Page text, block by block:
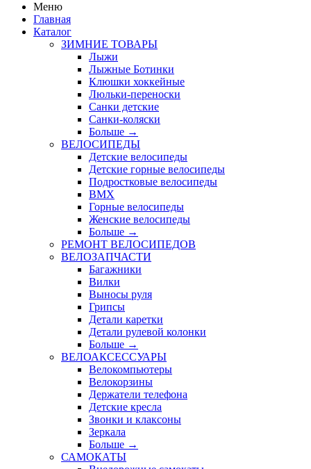
Меню
Главная
Каталог
ЗИМНИЕ ТОВАРЫ
Лыжи
Лыжные Ботинки
Клюшки хоккейные
Люльки-переноски
Санки детские
Санки-коляски
Больше →
ВЕЛОСИПЕДЫ
Детские велосипеды
Детские горные велосипеды
Подростковые велосипеды
BMX
Горные велосипеды
Женские велосипеды
Больше →
РЕМОНТ ВЕЛОСИПЕДОВ
ВЕЛОЗАПЧАСТИ
Багажники
Вилки
Выносы руля
Грипсы
Детали каретки
Детали рулевой колонки
Больше →
ВЕЛОАКСЕССУАРЫ
Велокомпьютеры
Велокорзины
Держатели телефона
Детские кресла
Звонки и клаксоны
Зеркала
Больше →
САМОКАТЫ